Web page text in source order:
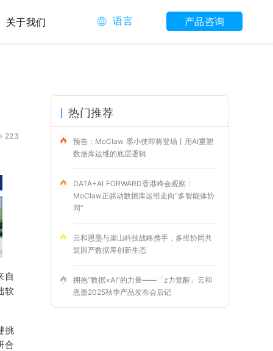
关于我们 语言 产品咨询
223
自
软
挑
合
热门推荐
预告：MoClaw 墨小侠即将登场丨用AI重塑
数据库运维的底层逻辑
DATA+AI FORWARD香港峰会观察：
MoClaw正驱动数据库运维走向“多智能体协
同”
云和恩墨与崖山科技战略携手，多维协同共
筑国产数据库创新生态
拥抱“数据×AI”的力量——「z力觉醒」云和
恩墨2025秋季产品发布会后记